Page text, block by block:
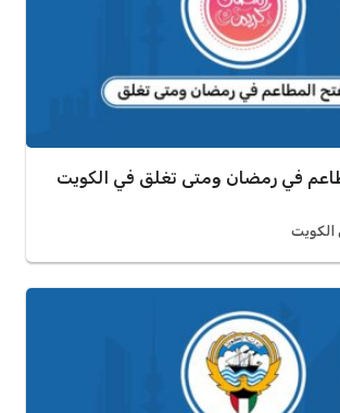
في رمضان ومتى تغلق في الكويت
الكويت